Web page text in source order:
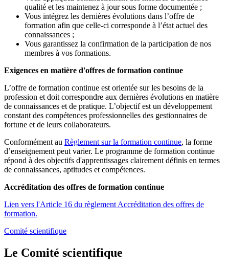
qualité et les maintenez à jour sous forme documentée ;
Vous intégrez les dernières évolutions dans l’offre de
formation afin que celle-ci corresponde à l’état actuel des
connaissances ;
Vous garantissez la confirmation de la participation de nos
membres à vos formations.
Exigences en matière d'offres de formation continue
L’offre de formation continue est orientée sur les besoins de la
profession et doit correspondre aux dernières évolutions en matière
de connaissances et de pratique. L’objectif est un développement
constant des compétences professionnelles des gestionnaires de
fortune et de leurs collaborateurs.
Conformément au Règlement sur la formation continue, la forme
d’enseignement peut varier. Le programme de formation continue
répond à des objectifs d'apprentissages clairement définis en termes
de connaissances, aptitudes et compétences.
Accréditation des offres de formation continue
Lien vers l'Article 16 du règlement Accréditation des offres de
formation.
Comité scientifique
Le Comité scientifique